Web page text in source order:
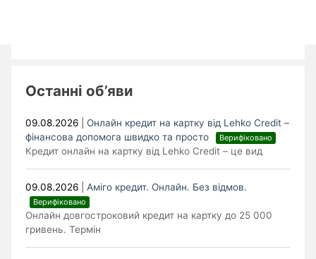
Останні об’яви
09.08.2026 |Онлайн кредит на картку від Lehko Сredit –
фінансова допомога швидко та просто
Верифіковано
Кредит онлайн на картку від Lehko Credit – це вид
09.08.2026 Аміго кредит. Онлайн. Без відмов.
Верифіковано
Онлайн довгостроковий кредит на картку до 25 000
гривень. Термін